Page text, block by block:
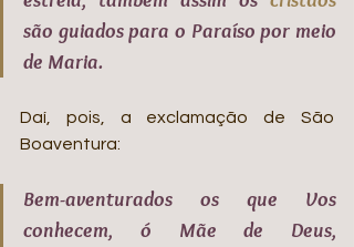
são guiados para o Paraíso por meio
de Maria.
Daí, pois, a exclamação de São
Boaventura:
Bem-aventurados os que Vos
conhecem, ó Mãe de Deus,